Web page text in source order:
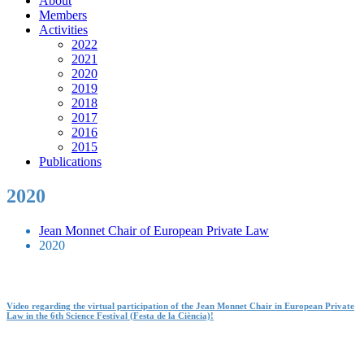
Members
Activities
2022
2021
2020
2019
2018
2017
2016
2015
Publications
2020
Jean Monnet Chair of European Private Law
2020
Video regarding the virtual participation of the Jean Monnet Chair in European Private
Law in the 6th Science Festival (Festa de la Ciència)!